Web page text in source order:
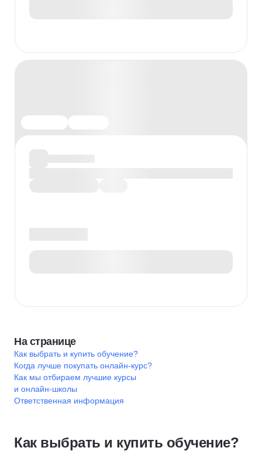
На странице
Как выбрать и купить обучение?
Когда лучше покупать онлайн-курс?
Как мы отбираем лучшие курсы
и онлайн-школы
Ответственная информация
Как выбрать и купить обучение?